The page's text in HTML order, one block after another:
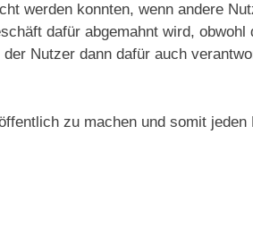
werden konnten, wenn andere
dafür abgemahnt wird, obwohl
Nutzer dann dafür auch
zu machen und somit jeden